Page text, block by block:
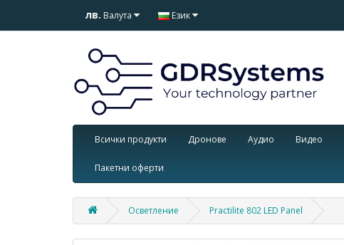
лв. Валута Език
Всички продукти Дронове Аудио Видео
Пакетни оферти
Осветление Practilite 802 LED Panel